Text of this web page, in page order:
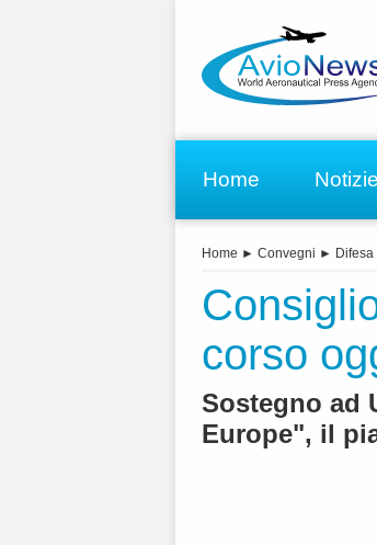
Home Notizie
Home ► Convegni ► Difesa
corso
Sostegno ad
Europe", il